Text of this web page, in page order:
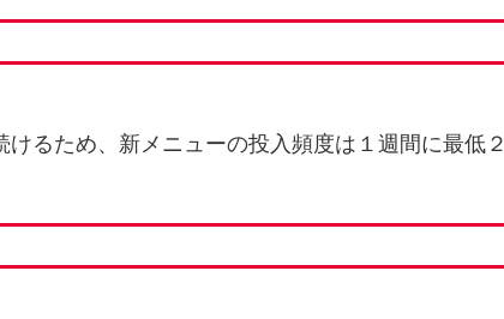
るため、新メニューの投入頻度は１週間に最低２